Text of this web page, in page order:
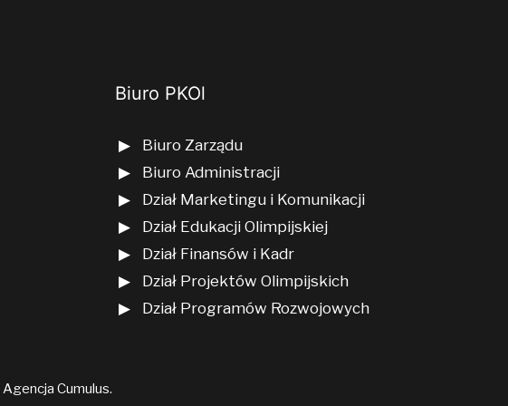
Biuro PKOl
Biuro Zarządu
Biuro Administracji
Dział Marketingu i Komunikacji
Dział Edukacji Olimpijskiej
Dział Finansów i Kadr
Dział Projektów Olimpijskich
Dział Programów Rozwojowych
Agencja Cumulus.